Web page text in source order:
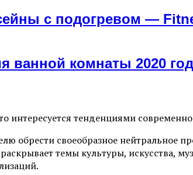
с подогревом —
ванной комнаты 2020
интересуется тенденциями
обрести своеобразное нейтральное
темы культуры, искусства,